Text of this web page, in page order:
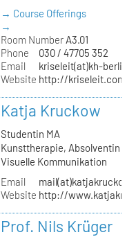
→ Course Offerings
→
Room NumberA3.01
Phone
030 / 47705 352
Email
kriseleit(at)kh-
Website http://kriseleit.com
Katja Kruckow
Studentin MA
Kunsttherapie, Absolventin
Visuelle Kommunikation
Email
Website http://
Prof. Nils Krüger